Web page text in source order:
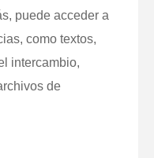
puede acceder a
como textos,
intercambio,
de